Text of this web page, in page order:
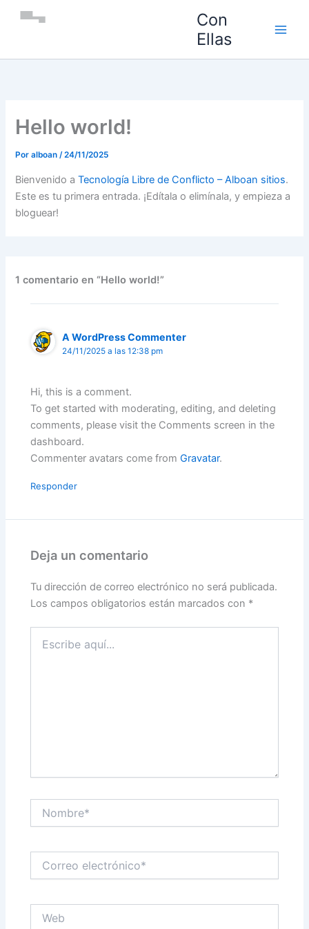
Con
Ellas
Hello world!
Poralboan/24/11/2025
Bienvenido aTecnología Libre de Conflicto – Alboan sitios.
Este es tu primera entrada. ¡Edítala o elimínala, y empieza a
bloguear!
1 comentario en “Hello world!”
A WordPress Commenter
24/11/2025 a las 12:38 pm
Hi, this is a comment.
To get started with moderating, editing, and deleting
comments, please visit the Comments screen in the
dashboard.
Commenter avatars come fromGravatar.
Responder
Deja un comentario
Tu dirección de correo electrónico no será publicada.
Los campos obligatorios están marcados con *
aquí...
electrónico*